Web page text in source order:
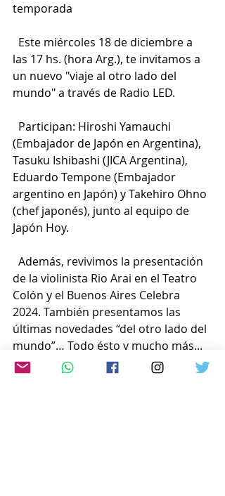
temporada
Este miércoles 18 de diciembre a
las 17 hs. (hora Arg.), te invitamos a
un nuevo "viaje al otro lado del
mundo" a través de Radio LED.
Participan: Hiroshi Yamauchi
(Embajador de Japón en Argentina),
Tasuku Ishibashi (JICA Argentina),
Eduardo Tempone (Embajador
argentino en Japón) y Takehiro Ohno
(chef japonés), junto al equipo de
Japón Hoy.
Además, revivimos la presentación
de la violinista Rio Arai en el Teatro
Colón y el Buenos Aires Celebra
2024. También presentamos las
últimas novedades “del otro lado del
mundo”… Todo ésto y mucho más...
no te lo podés perder !